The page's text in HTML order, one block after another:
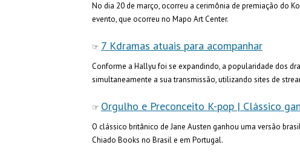
No dia 20 de março, ocorreu a cerimônia de premiação do
evento, que ocorreu no Mapo Art Center.
7 Kdramas atuais para acompanhar
Conforme a Hallyu foi se expandindo, a popularidade dos
simultaneamente a sua transmissão, utilizando sites de
Orgulho e Preconceito K-pop | Clássico
O clássico britânico de Jane Austen ganhou uma versão
Chiado Books no Brasil e em Portugal.